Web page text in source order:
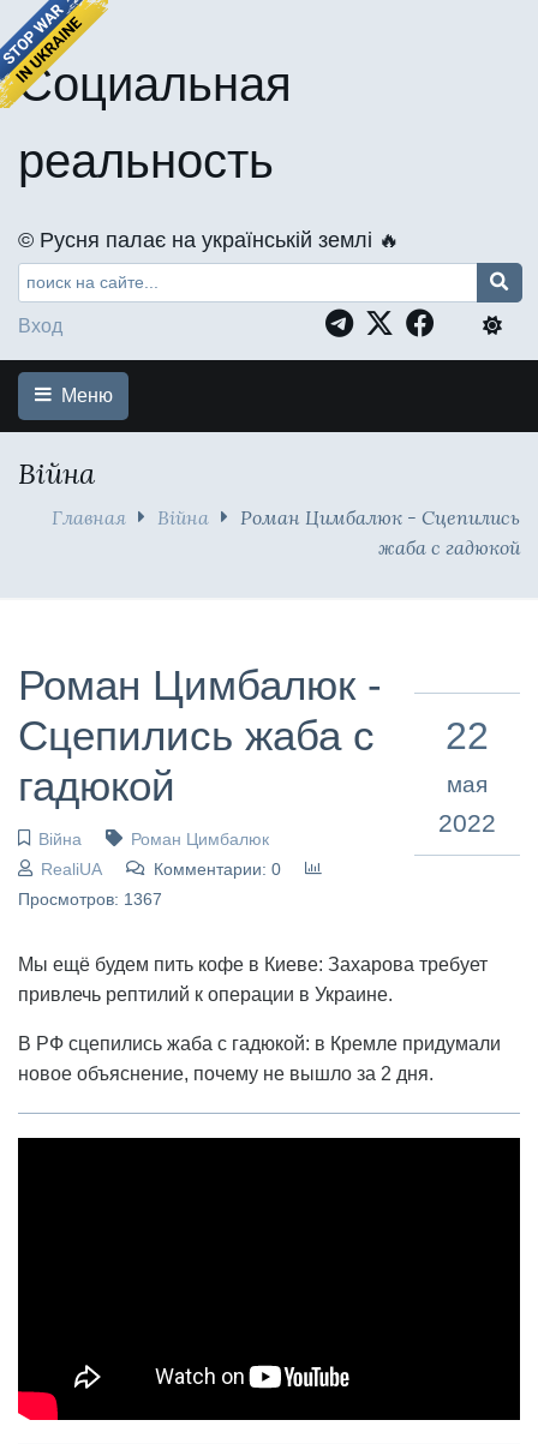
Социальная
реальность
©️ Русня палає на українській землі 🔥
Вход
Меню
Війна
Главная Війна
Роман Цимбалюк - Cцепились
жаба с гадюкой
Роман Цимбалюк -
Cцепились жаба с
гадюкой
Війна
Роман Цимбалюк
RealiUA
Комментарии: 0
Просмотров: 1367
22
мая
2022
Мы ещё будем пить кофе в Киеве: Захарова требует
привлечь рептилий к операции в Украине.
В РФ сцепились жаба с гадюкой: в Кремле придумали
новое объяснение, почему не вышло за 2 дня.